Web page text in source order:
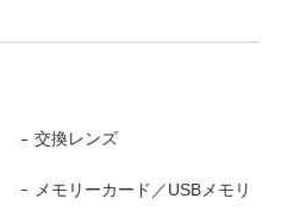
交換レンズ
メモリーカード／USBメモリ